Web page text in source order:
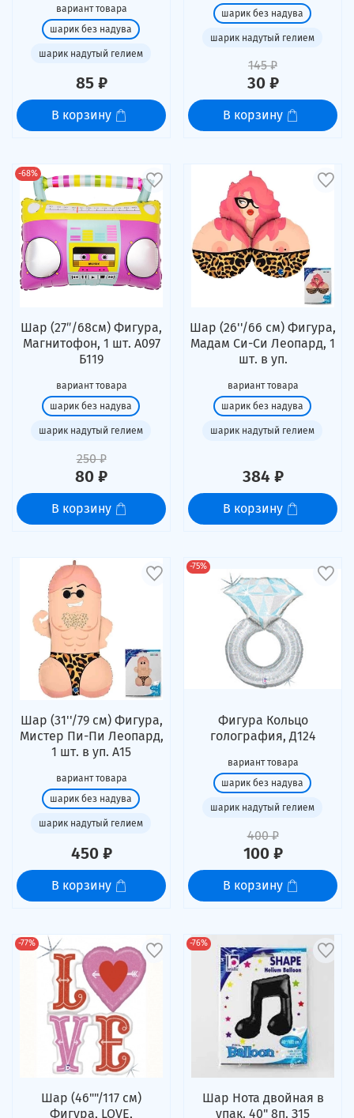
вариант товара
шарик без надува
шарик надутый гелием
85 ₽
В корзину
шарик без надува
шарик надутый гелием
145 ₽
30 ₽
В корзину
-68%
Шар (27″/68см) Фигура,
Магнитофон, 1 шт. А097
Б119
вариант товара
шарик без надува
шарик надутый гелием
250 ₽
80 ₽
В корзину
Шар (26''/66 см) Фигура,
Мадам Си-Си Леопард, 1
шт. в уп.
вариант товара
шарик без надува
шарик надутый гелием
384 ₽
В корзину
Шар (31''/79 см) Фигура,
Мистер Пи-Пи Леопард,
1 шт. в уп. А15
вариант товара
шарик без надува
шарик надутый гелием
450 ₽
В корзину
-75%
Фигура Кольцо
голография, Д124
вариант товара
шарик без надува
шарик надутый гелием
400 ₽
100 ₽
В корзину
-77%
Шар (46""/117 см)
Фигура, LOVE,
-76%
Шар Нота двойная в
упак. 40" 8п. З15